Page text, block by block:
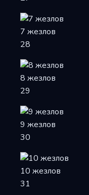
7 жезлов
28
8 жезлов
29
9 жезлов
30
10 жезлов
31